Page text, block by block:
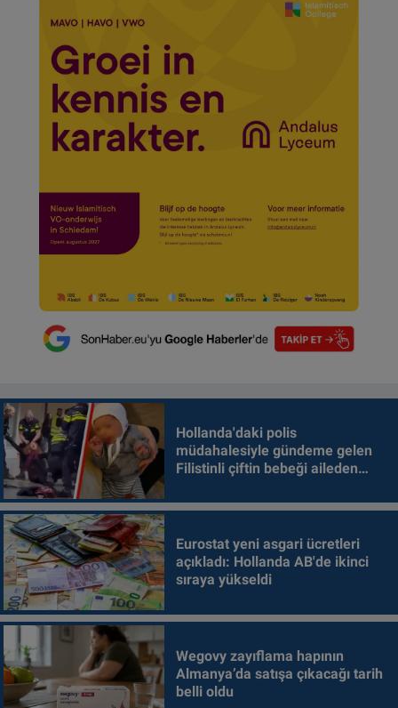
Hollanda'daki polis
müdahalesiyle gündeme gelen
Filistinli çiftin bebeği aileden
Eurostat yeni asgari ücretleri
açıkladı: Hollanda AB'de ikinci
sıraya yükseldi
Wegovy zayıflama hapının
Almanya’da satışa çıkacağı tarih
belli oldu